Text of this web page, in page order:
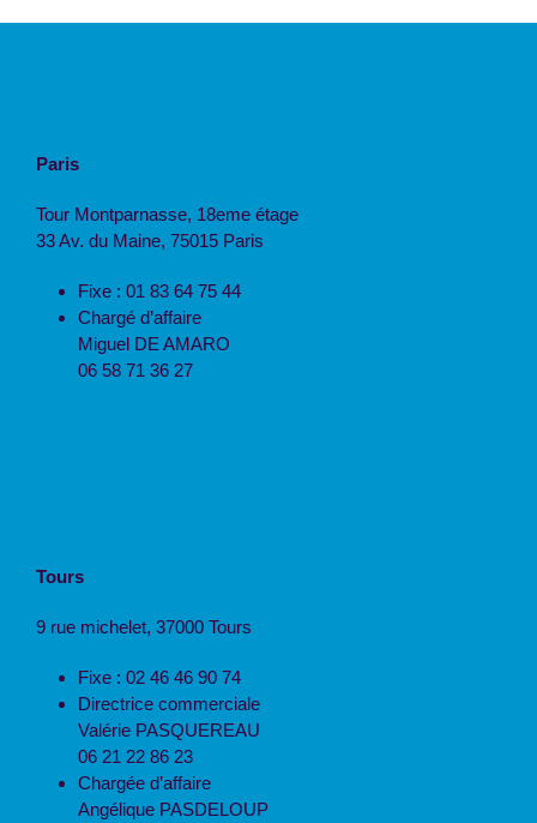
Paris
Tour Montparnasse, 18eme étage
33 Av. du Maine, 75015 Paris
Fixe : 01 83 64 75 44
Chargé d’affaire
Miguel DE AMARO
06 58 71 36 27
Tours
9 rue michelet, 37000 Tours
Fixe : 02 46 46 90 74
Directrice commerciale
Valérie PASQUEREAU
06 21 22 86 23
Chargée d’affaire
Angélique PASDELOUP